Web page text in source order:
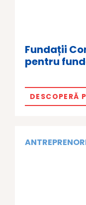
Fundații
pentru
DESCOPERĂ